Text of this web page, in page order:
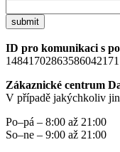
submit
ID pro komunikaci s
14841702863586042171
Zákaznické centrum
V případě jakýchkoliv
Po–pá – 8:00 až 21:00
So–ne – 9:00 až 21:00